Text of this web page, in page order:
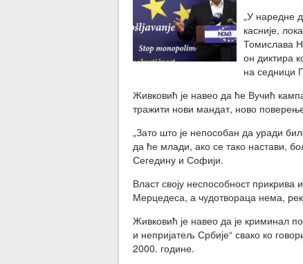
„У наредне
касније,
Томислава
он диктира
на седници
Живковић је навео да ће Вучић
тражити нови мандат, ново
„Зато што је непособан да уради
да ће млади, ако се тако настави,
Сегедину и Софији.
Власт своју неспособност прикрива
Мерцедеса, а чудотвораца нема,
Живковић је навео да је криминал
и непријатељ Србије“ свако ко
2000. године.